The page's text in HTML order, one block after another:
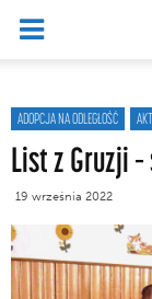
ADOPCJA NA ODLEGŁOŚĆ
List z Gruzji
19 września 2022